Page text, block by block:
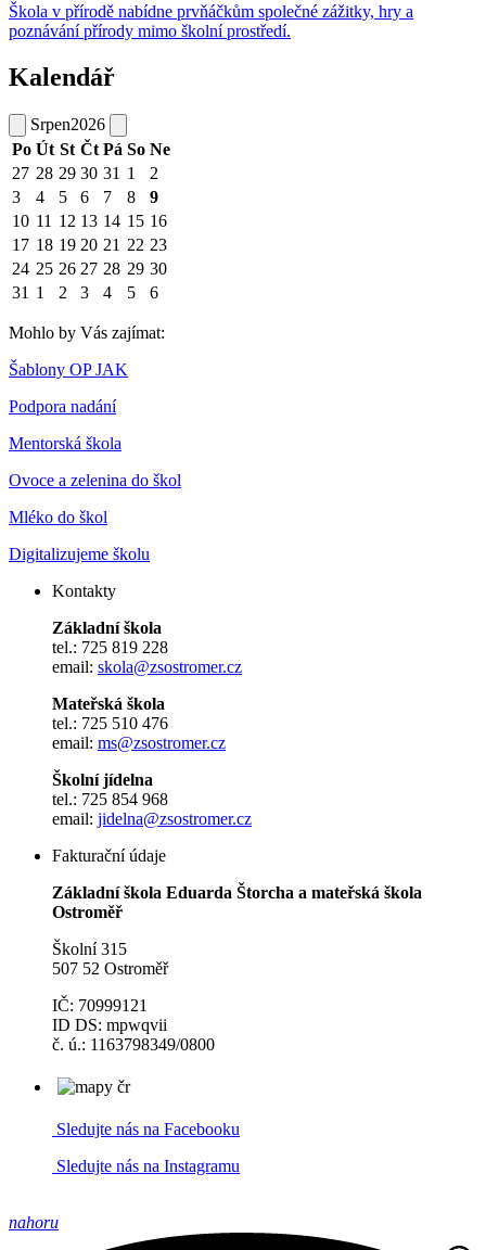
Škola v přírodě nabídne prvňáčkům společné zážitky, hry a
poznávání přírody mimo školní prostředí.
Kalendář
Srpen2026
Po Út St Čt Pá So Ne
27 28 29 30 31 1
2
3
4 5 6 7 8
9
10 11 12 13 14 15 16
17 18 19 20 21 22 23
24 25 26 27 28 29 30
31 1 2 3 4 5 6
Mohlo by Vás zajímat:
Šablony OP JAK
Podpora nadání
Mentorská škola
Ovoce a zelenina do škol
Mléko do škol
Digitalizujeme školu
Kontakty
Základní škola
tel.: 725 819 228
email: skola@zsostromer.cz
Mateřská škola
tel.: 725 510 476
email: ms@zsostromer.cz
Školní jídelna
tel.: 725 854 968
email: jidelna@zsostromer.cz
Fakturační údaje
Základní škola Eduarda Štorcha a mateřská škola
Ostroměř
Školní 315
507 52 Ostroměř
IČ: 70999121
ID DS: mpwqvii
č. ú.: 1163798349/0800
Sledujte nás na Facebooku
Sledujte nás na Instagramu
nahoru